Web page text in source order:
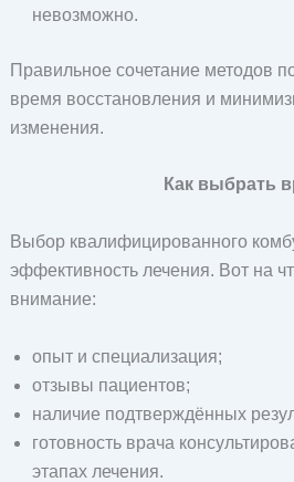
невозможно.
Правильное сочетание методов
время восстановления и
изменения.
Как выбрать
Выбор квалифицированного
эффективность лечения. Вот на
внимание:
опыт и специализация;
отзывы пациентов;
наличие подтверждённых
готовность врача
этапах лечения.